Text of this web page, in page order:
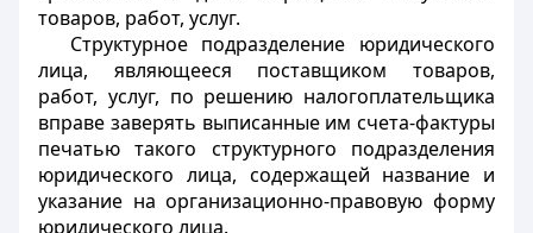
товаров, работ, услуг.
Структурное подразделение юридического
лица, являющееся поставщиком товаров,
работ, услуг, по решению налогоплательщика
вправе заверять выписанные им счета-фактуры
печатью такого структурного подразделения
юридического лица, содержащей название и
указание на организационно-правовую форму
юридического лица.